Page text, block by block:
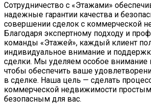
Сотрудничество с «Этажами»
надежные гарантии качества и
совершении сделок с коммерческой
Благодаря экспертному подходу и
команды «Этажей», каждый клиент
индивидуальное внимание и
сделки. Мы уделяем особое внимание
чтобы обеспечить ваше
в сделке. Наша цель — сделать
коммерческой недвижимости
безопасным для вас.